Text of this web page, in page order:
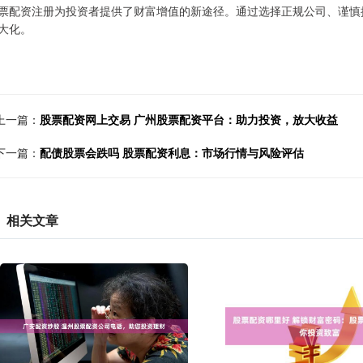
配资注册为投资者提供了财富增值的新途径。通过选择正规公司、谨
化。
一篇： 股票配资网上交易 广州股票配资平台：助力投资，放大收益
一篇： 配债股票会跌吗 股票配资利息：市场行情与风险评估
相关文章